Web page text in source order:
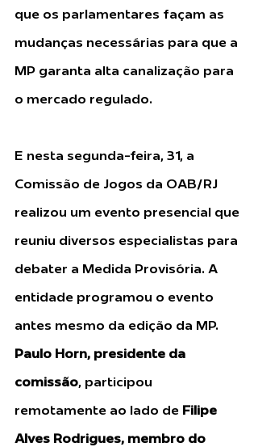
que os parlamentares façam as
mudanças necessárias para que a
MP garanta alta canalização para
o mercado regulado.
E nesta segunda-feira, 31, a
Comissão de Jogos da OAB/RJ
realizou um evento presencial que
reuniu diversos especialistas para
debater a Medida Provisória. A
entidade programou o evento
antes mesmo da edição da MP.
Paulo Horn, presidente da
comissão, participou
remotamente ao lado de Filipe
Alves Rodrigues, membro do